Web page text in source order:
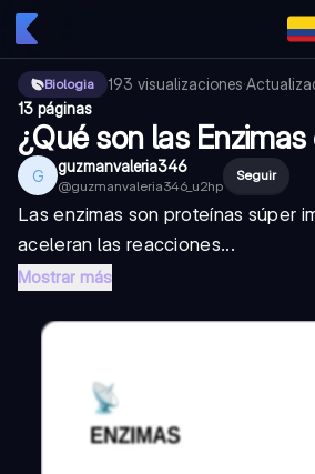
Biologia 193 visualizaciones·
13 páginas
¿Qué son las
G guzmanvaleria346
@guzmanvaleria346_u2hp
Seguir
Las enzimas son proteínas súper
aceleran las reacciones...
Mostrar más